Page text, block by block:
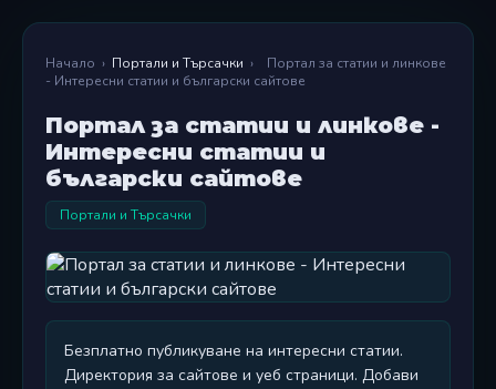
Начало › Портали и Търсачки ›
Портал за статии и линкове
- Интересни статии и български сайтове
Портал за статии и линкове -
Интересни статии и
български сайтове
Портали и Търсачки
Безплатно публикуване на интересни статии.
Директория за сайтове и уеб страници. Добави